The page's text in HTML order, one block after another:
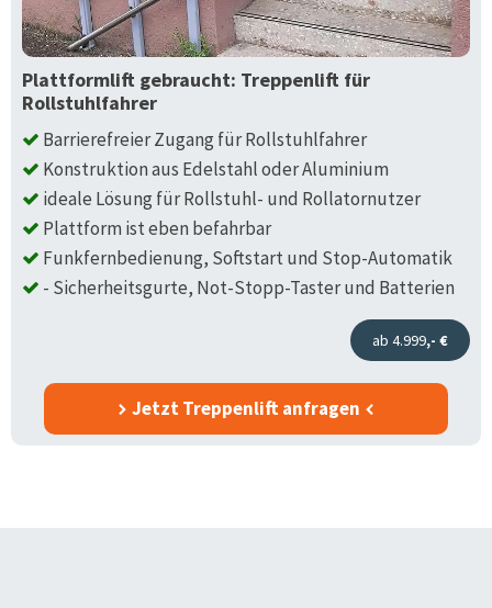
Plattformlift gebraucht: Treppenlift für
Rollstuhlfahrer
Barrierefreier Zugang für Rollstuhlfahrer
Konstruktion aus Edelstahl oder Aluminium
ideale Lösung für Rollstuhl- und Rollatornutzer
Plattform ist eben befahrbar
Funkfernbedienung, Softstart und Stop-Automatik
- Sicherheitsgurte, Not-Stopp-Taster und Batterien
ab 4.999,- €
Jetzt Treppenlift anfragen